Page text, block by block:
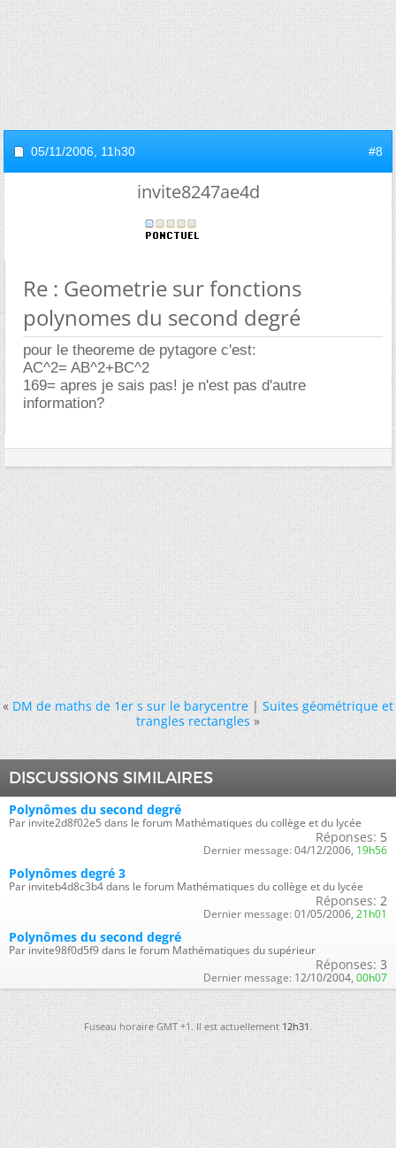
05/11/2006, 11h30 #8
invite8247ae4d
Re : Geometrie sur fonctions
polynomes du second degré
pour le theoreme de pytagore c'est:
AC^2= AB^2+BC^2
169= apres je sais pas! je n'est pas d'autre
information?
« DM de maths de 1er s sur le barycentre|Suites géométrique et
trangles rectangles »
DISCUSSIONS SIMILAIRES
Polynômes du second degré
Par invite2d8f02e5 dans le forum Mathématiques du collège et du lycée
Réponses: 5
Dernier message: 04/12/2006, 19h56
Polynômes degré 3
Par inviteb4d8c3b4 dans le forum Mathématiques du collège et du lycée
Réponses: 2
Dernier message: 01/05/2006, 21h01
Polynômes du second degré
Par invite98f0d5f9 dans le forum Mathématiques du supérieur
Réponses: 3
Dernier message: 12/10/2004, 00h07
Fuseau horaire GMT +1. Il est actuellement12h31.